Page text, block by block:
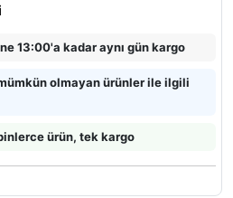
13:00'a kadar aynı gün kargo
olmayan ürünler ile ilgili
ürün, tek kargo